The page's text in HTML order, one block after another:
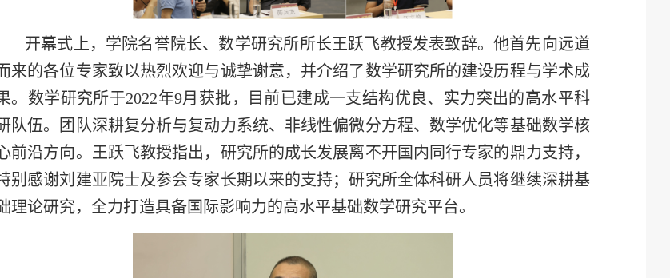
开幕式上，学院名誉院长、数学研究所所长王跃飞教授发表致辞。他首先向远道
来的各位专家致以热烈欢迎与诚挚谢意，并介绍了数学研究所的建设历程与学术成
。数学研究所于2022年9月获批，目前已建成一支结构优良、实力突出的高水平科
队伍。团队深耕复分析与复动力系统、非线性偏微分方程、数学优化等基础数学核
前沿方向。王跃飞教授指出，研究所的成长发展离不开国内同行专家的鼎力支持，
别感谢刘建亚院士及参会专家长期以来的支持；研究所全体科研人员将继续深耕基
理论研究，全力打造具备国际影响力的高水平基础数学研究平台。